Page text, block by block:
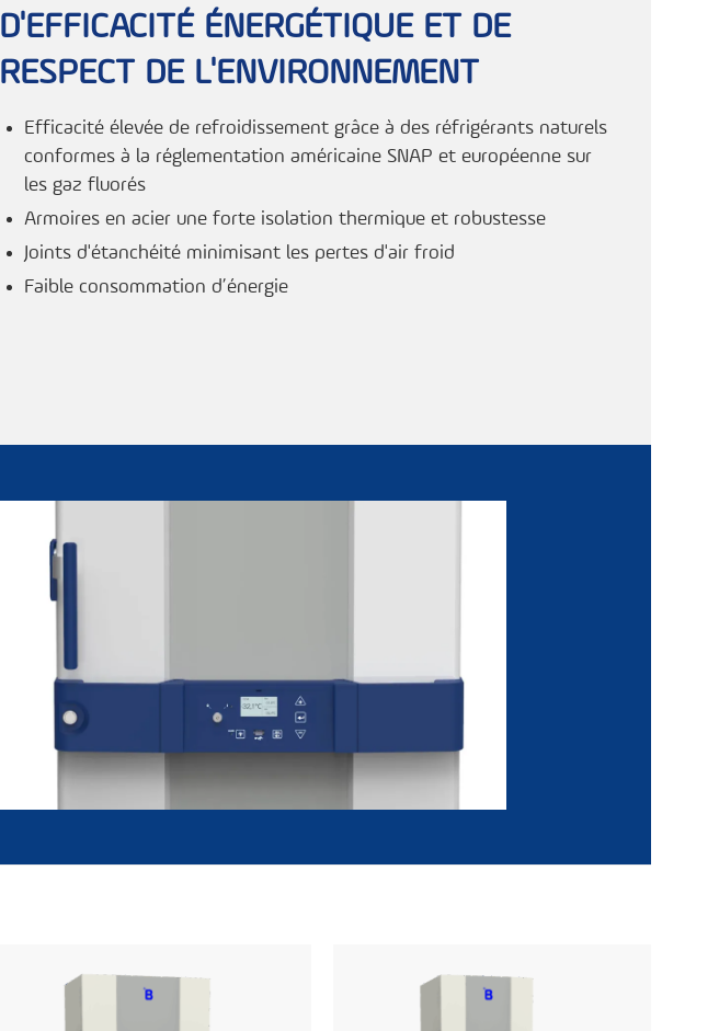
D'EFFICACITÉ ÉNERGÉTIQUE ET DE
RESPECT DE L'ENVIRONNEMENT
Efficacité élevée de refroidissement grâce à des réfrigérants naturels
conformes à la réglementation américaine SNAP et européenne sur
les gaz fluorés
Armoires en acier une forte isolation thermique et robustesse
Joints d'étanchéité minimisant les pertes d'air froid
Faible consommation d’énergie